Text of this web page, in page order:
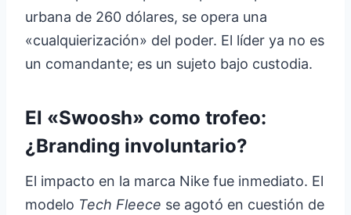
urbana de 260 dólares, se opera una
«cualquierización» del poder. El líder ya no es
un comandante; es un sujeto bajo custodia.
El «Swoosh» como trofeo:
¿Branding involuntario?
El impacto en la marca Nike fue inmediato. El
modelo Tech Fleece se agotó en cuestión de